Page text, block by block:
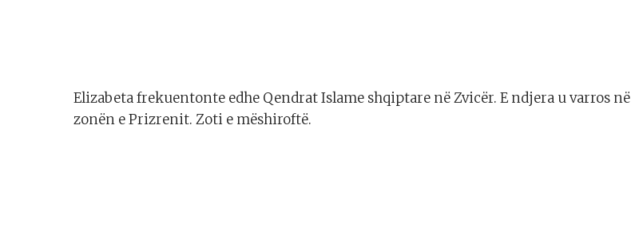
Elizabeta frekuentonte edhe Qendrat Islame shqiptare në Zvicër. E ndjera u varros në
zonën e Prizrenit. Zoti e mëshiroftë.